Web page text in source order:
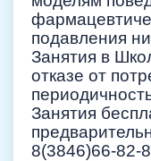
подавления
Занятия в
отказе от
Занятия
8(3846)66-82-